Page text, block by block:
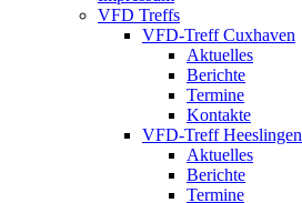
VFD Treffs
VFD-Treff Cuxhaven
Aktuelles
Berichte
Termine
Kontakte
VFD-Treff Heeslingen
Aktuelles
Berichte
Termine